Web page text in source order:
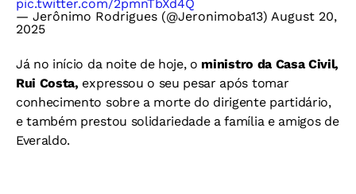
pic.twitter.com/2pmnTbXd4Q
— Jerônimo Rodrigues (@Jeronimoba13) August 20,
2025
Já no início da noite de hoje, o ministro da Casa Civil,
Rui Costa, expressou o seu pesar após tomar
conhecimento sobre a morte do dirigente partidário,
e também prestou solidariedade a família e amigos de
Everaldo.